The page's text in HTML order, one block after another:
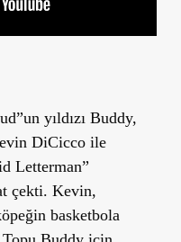
yıldızı Buddy,
DiCicco ile
Letterman”
çekti. Kevin,
basketbola